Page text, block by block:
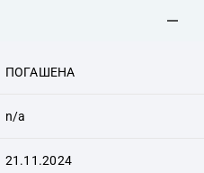
ПОГАШЕНА
n/a
21.11.2024